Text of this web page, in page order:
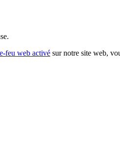
feu web activé sur notre site web,